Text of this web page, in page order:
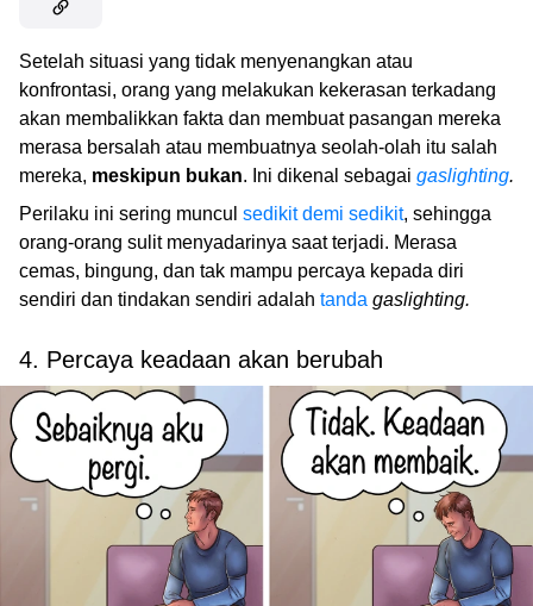
Setelah situasi yang tidak menyenangkan atau
konfrontasi, orang yang melakukan kekerasan terkadang
akan membalikkan fakta dan membuat pasangan mereka
merasa bersalah atau membuatnya seolah-olah itu salah
mereka, meskipun bukan. Ini dikenal sebagai gaslighting.
Perilaku ini sering muncul sedikit demi sedikit, sehingga
orang-orang sulit menyadarinya saat terjadi. Merasa
cemas, bingung, dan tak mampu percaya kepada diri
sendiri dan tindakan sendiri adalah tanda gaslighting.
4. Percaya keadaan akan berubah